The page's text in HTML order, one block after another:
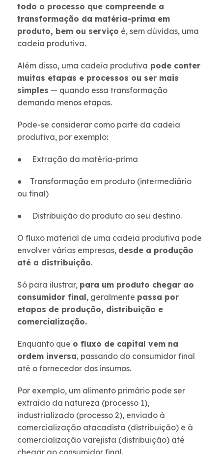
todo o processo que compreende a
transformação da matéria-prima em
produto, bem ou serviço é, sem dúvidas, uma
cadeia produtiva.
Além disso, uma cadeia produtiva pode conter
muitas etapas e processos ou ser mais
simples — quando essa transformação
demanda menos etapas.
Pode-se considerar como parte da cadeia
produtiva, por exemplo:
● Extração da matéria-prima
● Transformação em produto (intermediário
ou final)
● Distribuição do produto ao seu destino.
O fluxo material de uma cadeia produtiva pode
envolver várias empresas, desde a produção
até a distribuição.
Só para ilustrar, para um produto chegar ao
consumidor final, geralmente passa por
etapas de produção, distribuição e
comercialização.
Enquanto que o fluxo de capital vem na
ordem inversa, passando do consumidor final
até o fornecedor dos insumos.
Por exemplo, um alimento primário pode ser
extraído da natureza (processo 1),
industrializado (processo 2), enviado à
comercialização atacadista (distribuição) e à
comercialização varejista (distribuição) até